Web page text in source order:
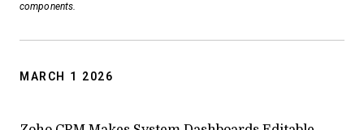
components.
MARCH 1 2026